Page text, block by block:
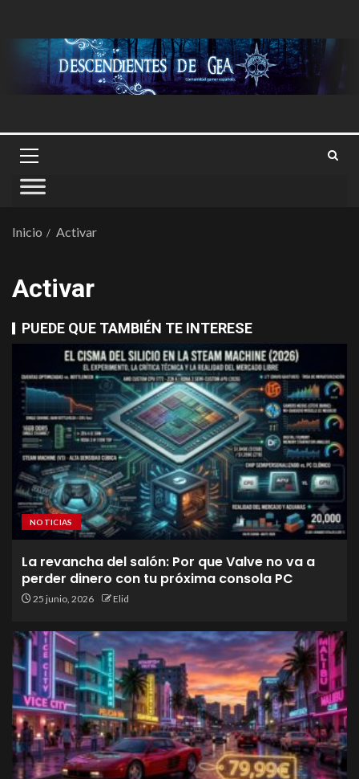
Inicio Activar
Activar
PUEDE QUE TAMBIÉN TE INTERESE
NOTICIAS
La revancha del salón: Por que Valve no va a
perder dinero con tu próxima consola PC
25 junio, 2026 Elid